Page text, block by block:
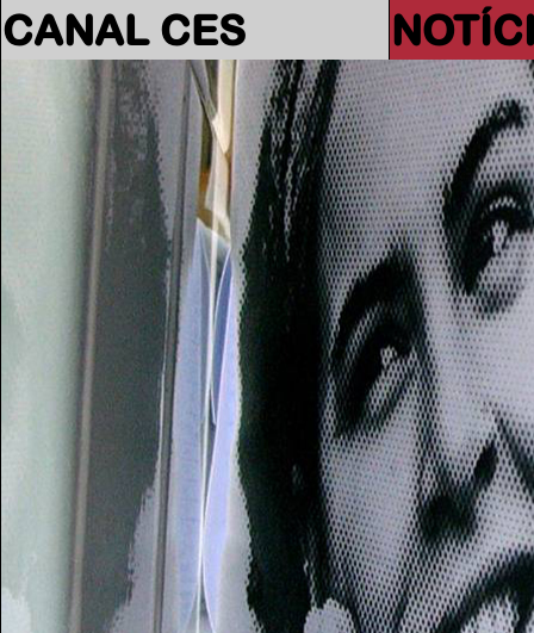
CANAL CES